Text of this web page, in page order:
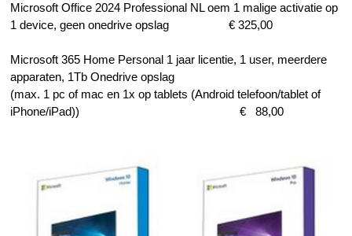
Microsoft Office 2024 Professional NL oem 1 malige activatie op
1 device, geen onedrive opslag € 325,00
Microsoft 365 Home Personal 1 jaar licentie, 1 user, meerdere
apparaten, 1Tb Onedrive opslag
(max. 1 pc of mac en 1x op tablets (Android telefoon/tablet of
iPhone/iPad)) € 88,00